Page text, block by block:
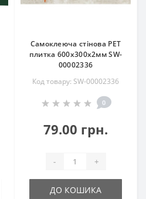
Самоклеюча стінова PET
плитка 600х300х2мм SW-
00002336
Код товару: SW-00002336
0
79.00 грн.
- +
ДО КОШИКА